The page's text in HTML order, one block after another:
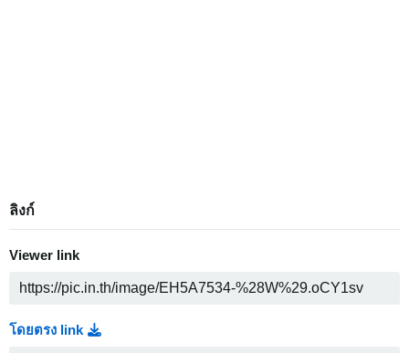
ลิงก์
Viewer link
โดยตรง link